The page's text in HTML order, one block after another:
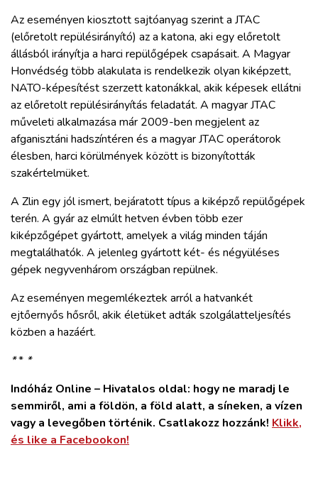
Az eseményen kiosztott sajtóanyag szerint a JTAC
(előretolt repülésirányító) az a katona, aki egy előretolt
állásból irányítja a harci repülőgépek csapásait. A Magyar
Honvédség több alakulata is rendelkezik olyan kiképzett,
NATO-képesítést szerzett katonákkal, akik képesek ellátni
az előretolt repülésirányítás feladatát. A magyar JTAC
műveleti alkalmazása már 2009-ben megjelent az
afganisztáni hadszíntéren és a magyar JTAC operátorok
élesben, harci körülmények között is bizonyították
szakértelmüket.
A Zlin egy jól ismert, bejáratott típus a kiképző repülőgépek
terén. A gyár az elmúlt hetven évben több ezer
kiképzőgépet gyártott, amelyek a világ minden táján
megtalálhatók. A jelenleg gyártott két- és négyüléses
gépek negyvenhárom országban repülnek.
Az eseményen megemlékeztek arról a hatvankét
ejtőernyős hősről, akik életüket adták szolgálatteljesítés
közben a hazáért.
** *
Indóház Online – Hivatalos oldal: hogy ne maradj le
semmiről, ami a földön, a föld alatt, a síneken, a vízen
vagy a levegőben történik. Csatlakozz hozzánk! Klikk,
és like a Facebookon!